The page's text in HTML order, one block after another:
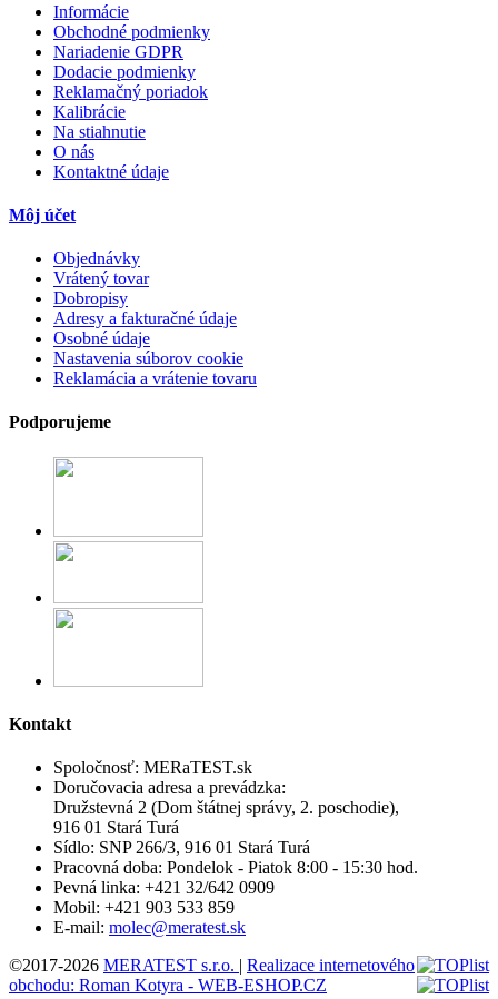
Informácie
Obchodné podmienky
Nariadenie GDPR
Dodacie podmienky
Reklamačný poriadok
Kalibrácie
Na stiahnutie
O nás
Kontaktné údaje
Môj účet
Objednávky
Vrátený tovar
Dobropisy
Adresy a fakturačné údaje
Osobné údaje
Nastavenia súborov cookie
Reklamácia a vrátenie tovaru
Podporujeme
Kontakt
Spoločnosť: MERaTEST.sk
Doručovacia adresa a prevádzka:
Družstevná 2 (Dom štátnej správy, 2. poschodie),
916 01 Stará Turá
Sídlo: SNP 266/3, 916 01 Stará Turá
Pracovná doba: Pondelok - Piatok 8:00 - 15:30 hod.
Pevná linka: +421 32/642 0909
Mobil: +421 903 533 859
E-mail: molec@meratest.sk
©2017-2026 MERATEST s.r.o. | Realizace internetového
obchodu: Roman Kotyra - WEB-ESHOP.CZ